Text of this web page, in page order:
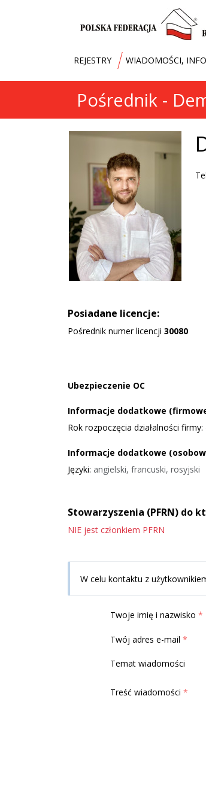
REJESTRY WIADOMOŚCI,
Pośrednik -
Posiadane licencje:
Pośrednik numer licencji 30080
Ubezpieczenie OC
Informacje dodatkowe
Rok rozpoczęcia działalności firmy:
Informacje dodatkowe
Języki: angielski, francuski, rosyjski
Stowarzyszenia (PFRN) do
NIE jest członkiem PFRN
W celu kontaktu z
Twoje imię i nazwisko
Twój adres e-mail
Temat wiadomości
Treść wiadomości